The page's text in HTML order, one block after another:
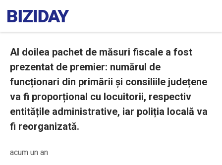
Al doilea pachet de măsuri fiscale a fost
prezentat de premier: numărul de
funcționari din primării și consiliile județene
va fi proporțional cu locuitorii, respectiv
entitățile administrative, iar poliția locală va
fi reorganizată.
acum un an